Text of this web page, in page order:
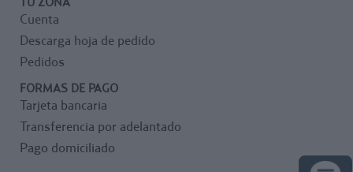
Cuenta
Descarga hoja de pedido
Pedidos
FORMAS DE PAGO
Tarjeta bancaria
Transferencia por adelantado
Pago domiciliado